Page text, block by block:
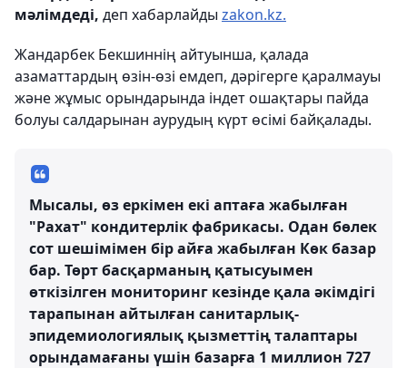
мәлімдеді, деп хабарлайды zakon.kz.
Жандарбек Бекшиннің айтуынша, қалада
азаматтардың өзін-өзі емдеп, дәрігерге қаралмауы
және жұмыс орындарында індет ошақтары пайда
болуы салдарынан аурудың күрт өсімі байқалады.
Мысалы, өз еркімен екі аптаға жабылған
"Рахат" кондитерлік фабрикасы. Одан бөлек
сот шешімімен бір айға жабылған Көк базар
бар. Төрт басқарманың қатысуымен
өткізілген мониторинг кезінде қала әкімдігі
тарапынан айтылған санитарлық-
эпидемиологиялық қызметтің талаптары
орындамағаны үшін базарға 1 миллион 727